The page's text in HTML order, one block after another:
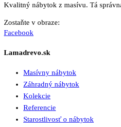
Kvalitný nábytok z masívu. Tá
Zostaňte v obraze:
Facebook
Lamadrevo.sk
Masívny nábytok
Záhradný nábytok
Kolekcie
Referencie
Starostlivosť o nábytok